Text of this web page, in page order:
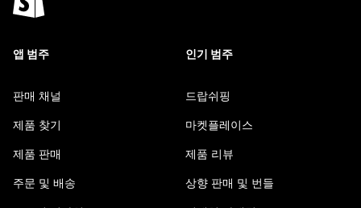
앱 범주
판매 채널
제품 찾기
제품 판매
주문 및 배송
인기 범주
드랍쉬핑
마켓플레이스
제품 리뷰
상향 판매 및 번들